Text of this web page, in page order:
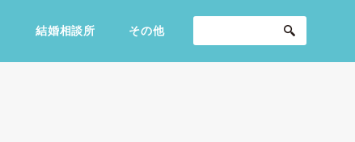
結婚相談所 その他